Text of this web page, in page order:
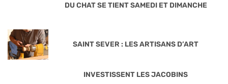
DU CHAT SE TIENT SAMEDI ET DIMANCHE
SAINT SEVER : LES ARTISANS D’ART
INVESTISSENT LES JACOBINS